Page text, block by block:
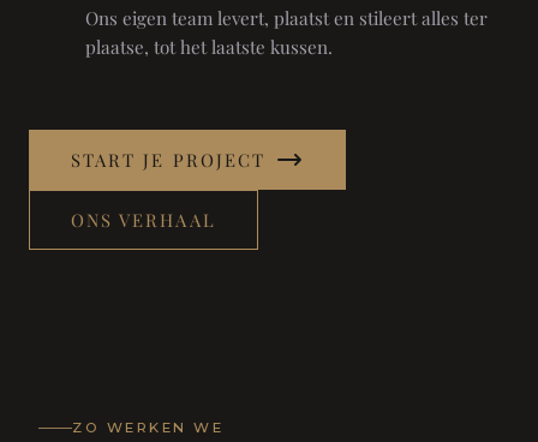
Ons eigen team levert, plaatst en stileert alles ter
plaatse, tot het laatste kussen.
START JE PROJECT
ONS VERHAAL
ZO WERKEN WE